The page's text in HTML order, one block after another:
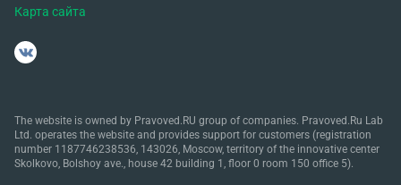
Карта сайта
The website is owned by Pravoved.RU group of companies. Pravoved.Ru Lab
Ltd. operates the website and provides support for customers (registration
number 1187746238536, 143026, Moscow, territory of the innovative center
Skolkovo, Bolshoy ave., house 42 building 1, floor 0 room 150 office 5).